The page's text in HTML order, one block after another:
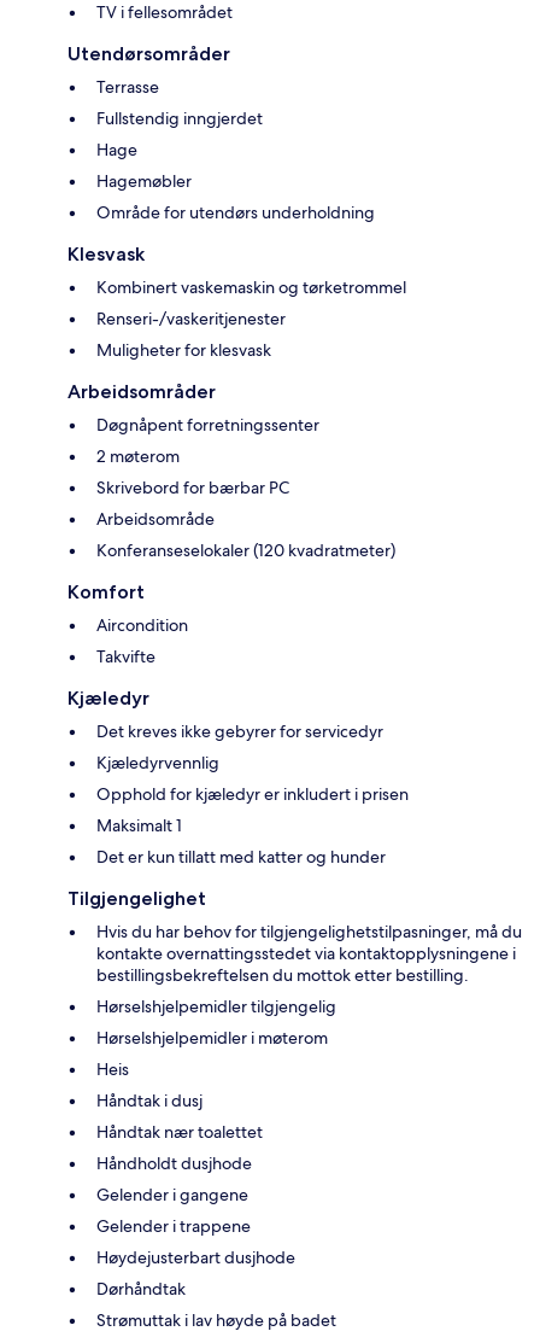
TV i fellesområdet
Utendørsområder
Terrasse
Fullstendig inngjerdet
Hage
Hagemøbler
Område for utendørs underholdning
Klesvask
Kombinert vaskemaskin og tørketrommel
Renseri-/vaskeritjenester
Muligheter for klesvask
Arbeidsområder
Døgnåpent forretningssenter
2 møterom
Skrivebord for bærbar PC
Arbeidsområde
Konferanseselokaler (120 kvadratmeter)
Komfort
Aircondition
Takvifte
Kjæledyr
Det kreves ikke gebyrer for servicedyr
Kjæledyrvennlig
Opphold for kjæledyr er inkludert i prisen
Maksimalt 1
Det er kun tillatt med katter og hunder
Tilgjengelighet
Hvis du har behov for tilgjengelighetstilpasninger, må du
kontakte overnattingsstedet via kontaktopplysningene i
bestillingsbekreftelsen du mottok etter bestilling.
Hørselshjelpemidler tilgjengelig
Hørselshjelpemidler i møterom
Heis
Håndtak i dusj
Håndtak nær toalettet
Håndholdt dusjhode
Gelender i gangene
Gelender i trappene
Høydejusterbart dusjhode
Dørhåndtak
Strømuttak i lav høyde på badet